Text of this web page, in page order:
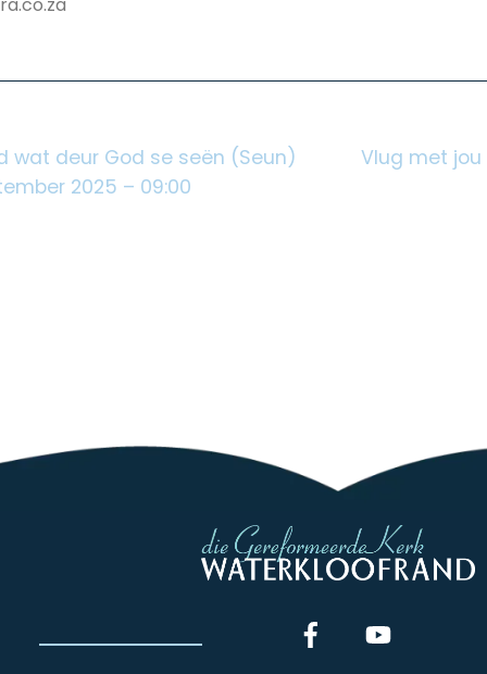
wat deur God se seën (Seun)
2025 – 09:00
Vlug met jou